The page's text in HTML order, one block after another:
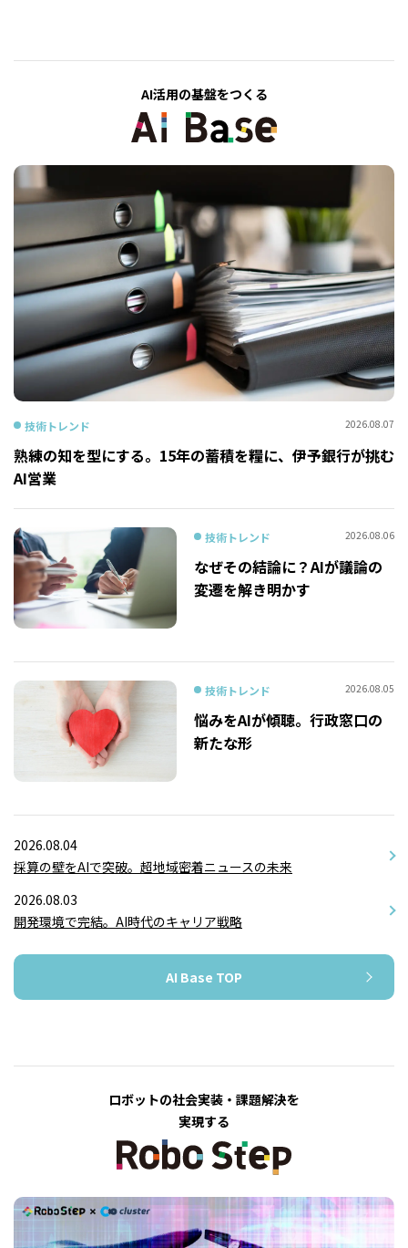
AI活用の基盤をつくる
技術トレンド 2026.08.07
熟練の知を型にする。15年の蓄積を糧に、伊予銀行が挑む
AI営業
技術トレンド 2026.08.06
なぜその結論に？AIが議論の
変遷を解き明かす
技術トレンド 2026.08.05
悩みをAIが傾聴。行政窓口の
新たな形
2026.08.04
採算の壁をAIで突破。超地域密着ニュースの未来
2026.08.03
開発環境で完結。AI時代のキャリア戦略
AI Base TOP
ロボットの社会実装・課題解決を
実現する